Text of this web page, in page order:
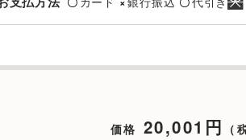
価格 20,001円 （